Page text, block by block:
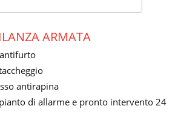
ARMATA
antirapina
di allarme e pronto intervento 24